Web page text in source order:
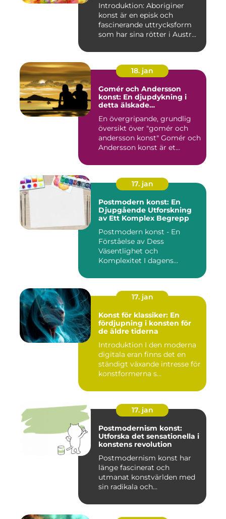
Introduktion: Aboriginer
konst är en episk och
fascinerande uttrycksform
som har sina rötter i Austr...
18. jan
Gomér och Andersson
konst: En djupdykning i
detta älskade
En övergripande, grundlig
översikt över "gomér och
andersson konst" Gomér och
Andersson konst är et...
17. jan
Postmodern konst: En
Djupgående Utforskning
av Ett Komplex Begrepp
Postmodern konst - En
Förståelse av Dess
Väsentlighet och
Komplexitet I dagens
17. jan
Konst för klassiker: En
fördjupning i konsten för
de äldre tiderna
Introduktion I den moderna
digitala eran finns det en
ständigt växande intresse för
konstformerna s...
17. jan
Postmodernism konst:
Utforska det sensationella i
konstens revolution
Postmodernism konst har
länge fascinerat och
utmanat konstvärlden med
sin radikala och